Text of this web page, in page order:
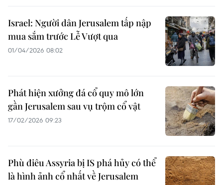
Israel: Người dân Jerusalem tấp nập
mua sắm trước Lễ Vượt qua
01/04/2026 08:02
Phát hiện xưởng đá cổ quy mô lớn
gần Jerusalem sau vụ trộm cổ vật
17/02/2026 09:23
Phù điêu Assyria bị IS phá hủy có thể
là hình ảnh cổ nhất về Jerusalem